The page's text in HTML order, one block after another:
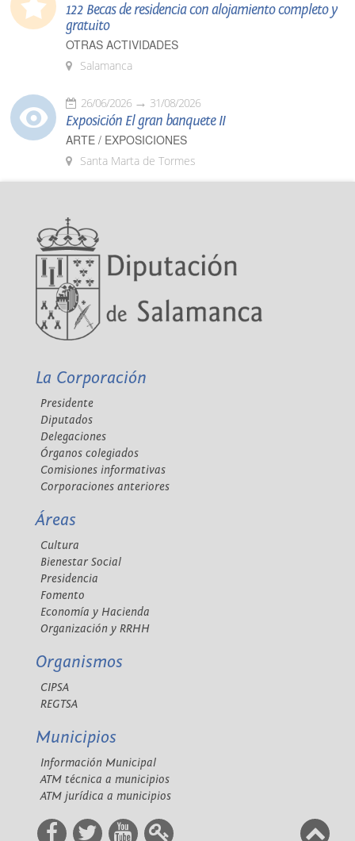
122 Becas de residencia con alojamiento completo y
gratuito
OTRAS ACTIVIDADES
Salamanca
26/06/2026 31/08/2026
Exposición El gran banquete II
ARTE / EXPOSICIONES
Santa Marta de Tormes
La Corporación
Presidente
Diputados
Delegaciones
Órganos colegiados
Comisiones informativas
Corporaciones anteriores
Áreas
Cultura
Bienestar Social
Presidencia
Fomento
Economía y Hacienda
Organización y RRHH
Organismos
CIPSA
REGTSA
Municipios
Información Municipal
ATM técnica a municipios
ATM jurídica a municipios